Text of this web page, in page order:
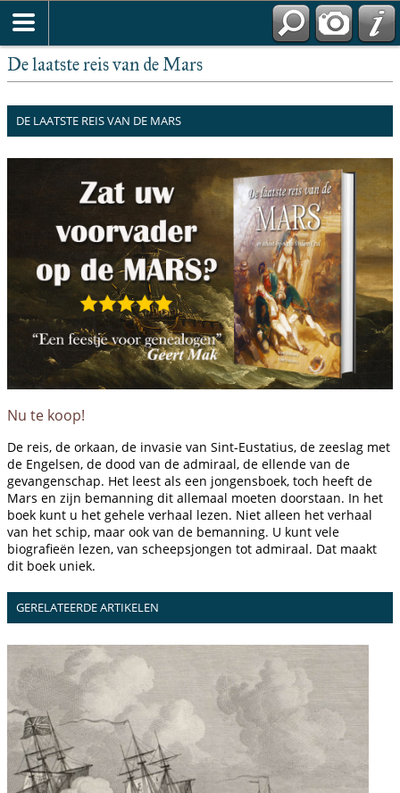
De laatste reis van de Mars
DE LAATSTE REIS VAN DE MARS
Nu te koop!
De reis, de orkaan, de invasie van Sint-Eustatius, de zeeslag met
de Engelsen, de dood van de admiraal, de ellende van de
gevangenschap. Het leest als een jongensboek, toch heeft de
Mars en zijn bemanning dit allemaal moeten doorstaan. In het
boek kunt u het gehele verhaal lezen. Niet alleen het verhaal
van het schip, maar ook van de bemanning. U kunt vele
biografieën lezen, van scheepsjongen tot admiraal. Dat maakt
dit boek uniek.
GERELATEERDE ARTIKELEN